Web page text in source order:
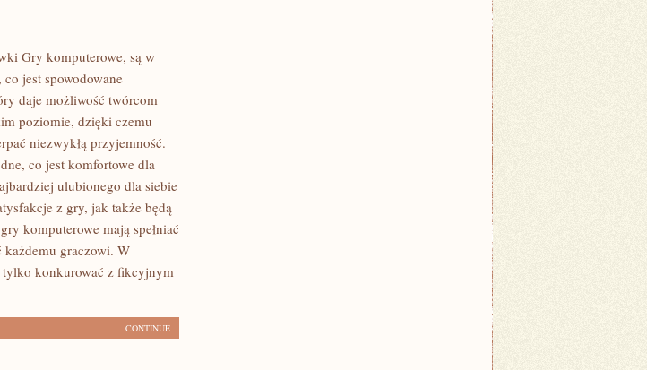
Gry komputerowe, są w
jest spowodowane
daje możliwość twórcom
poziomie, dzięki czemu
niezwykłą przyjemność.
co jest komfortowe dla
ulubionego dla siebie
z gry, jak także będą
komputerowe mają spełniać
graczowi. W
tylko konkurować z fikcyjnym
CONTINUE